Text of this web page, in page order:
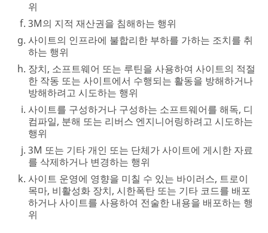
위
3M의 지적 재산권을 침해하는 행위
사이트의 인프라에 불합리한 부하를 가하는 조치를 취
하는 행위
장치, 소프트웨어 또는 루틴을 사용하여 사이트의 적절
한 작동 또는 사이트에서 수행되는 활동을 방해하거나
방해하려고 시도하는 행위
사이트를 구성하거나 구성하는 소프트웨어를 해독, 디
컴파일, 분해 또는 리버스 엔지니어링하려고 시도하는
행위
3M 또는 기타 개인 또는 단체가 사이트에 게시한 자료
를 삭제하거나 변경하는 행위
사이트 운영에 영향을 미칠 수 있는 바이러스, 트로이
목마, 비활성화 장치, 시한폭탄 또는 기타 코드를 배포
하거나 사이트를 사용하여 전술한 내용을 배포하는 행
위